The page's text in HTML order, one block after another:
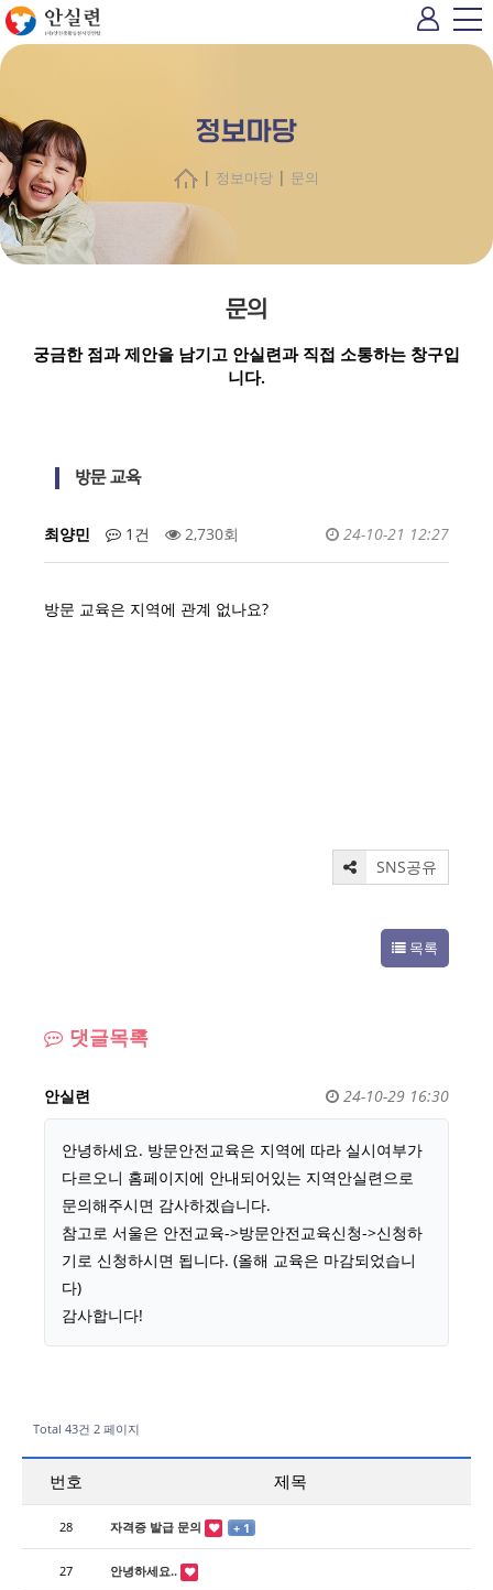
정보마당
| 정보마당 | 문의
문의
궁금한 점과 제안을 남기고 안실련과 직접 소통하는 창구입
니다.
방문 교육
최양민 1건 2,730회 24-10-21 12:27
방문 교육은 지역에 관계 없나요?
SNS공유
목록
댓글목록
안실련 24-10-29 16:30
안녕하세요. 방문안전교육은 지역에 따라 실시여부가
다르오니 홈페이지에 안내되어있는 지역안실련으로
문의해주시면 감사하겠습니다.
참고로 서울은 안전교육->방문안전교육신청->신청하
기로 신청하시면 됩니다. (올해 교육은 마감되었습니
다)
감사합니다!
Total 43건 2 페이지
번호 제목
28 자격증 발급 문의 + 1
27 안녕하세요..